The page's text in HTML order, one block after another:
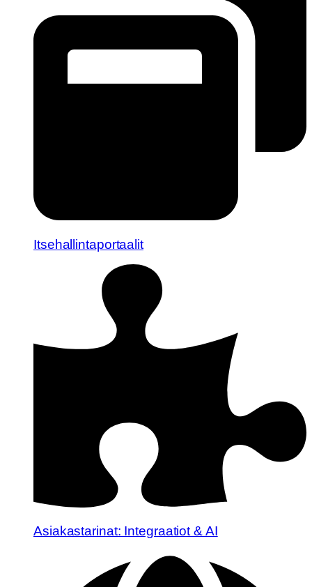
Itsehallintaportaalit
Asiakastarinat: Integraatiot & AI